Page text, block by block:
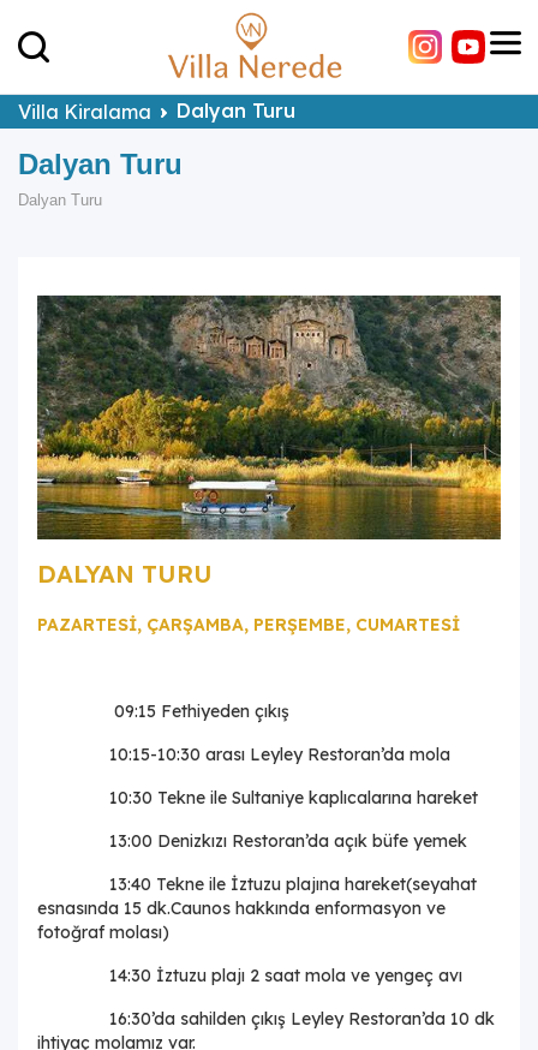
Villa Kiralama Dalyan Turu
Dalyan Turu
Dalyan Turu
DALYAN TURU
PAZARTESİ, ÇARŞAMBA, PERŞEMBE, CUMARTESİ
09:15 Fethiyeden çıkış
10:15-10:30 arası Leyley Restoran’da mola
10:30 Tekne ile Sultaniye kaplıcalarına hareket
13:00 Denizkızı Restoran’da açık büfe yemek
13:40 Tekne ile İztuzu plajına hareket(seyahat
esnasında 15 dk.Caunos hakkında enformasyon ve
fotoğraf molası)
14:30 İztuzu plajı 2 saat mola ve yengeç avı
16:30’da sahilden çıkış Leyley Restoran’da 10 dk
ihtiyaç molamız var.